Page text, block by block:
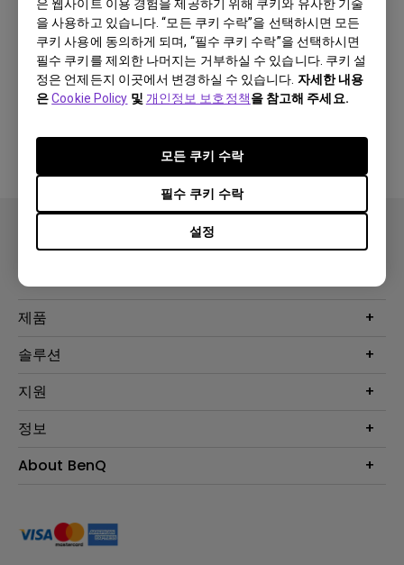
은 웹사이트 이용 경험을 제공하기 위해 쿠키와 유사한 기술
을 사용하고 있습니다. “모든 쿠키 수락”을 선택하시면 모든
쿠키 사용에 동의하게 되며, “필수 쿠키 수락”을 선택하시면
필수 쿠키를 제외한 나머지는 거부하실 수 있습니다. 쿠키 설
정은 언제든지 이곳에서 변경하실 수 있습니다. 자세한 내용
은Cookie Policy 및 개인정보 보호정책을 참고해 주세요.
설정
필수 쿠키 수락
모든 쿠키 수락
이 답변이 도움이 되셨습니까?
제품
프로젝터
조명
솔루션
Eye-Care 모니터
e스포츠
비즈니스 디스플레이
지원
문의
서비스센터
정보
프로젝터 거리계산기
About BenQ
사회적 책임
뉴스